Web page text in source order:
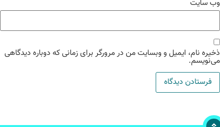
سایت
نام، ایمیل و وبسایت من در مرورگر برای زمانی که دوباره دیدگاهی